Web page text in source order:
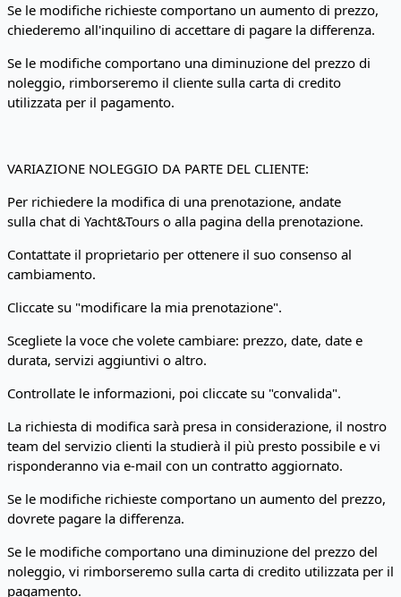
Se le modifiche richieste comportano un aumento di prezzo,
chiederemo all'inquilino di accettare di pagare la differenza.
Se le modifiche comportano una diminuzione del prezzo di
noleggio, rimborseremo il cliente sulla carta di credito
utilizzata per il pagamento.
VARIAZIONE NOLEGGIO DA PARTE DEL CLIENTE:
Per richiedere la modifica di una prenotazione, andate
sulla chat di Yacht&Tours o alla pagina della prenotazione.
Contattate il proprietario per ottenere il suo consenso al
cambiamento.
Cliccate su "modificare la mia prenotazione".
Scegliete la voce che volete cambiare: prezzo, date, date e
durata, servizi aggiuntivi o altro.
Controllate le informazioni, poi cliccate su "convalida".
La richiesta di modifica sarà presa in considerazione, il nostro
team del servizio clienti la studierà il più presto possibile e vi
risponderanno via e-mail con un contratto aggiornato.
Se le modifiche richieste comportano un aumento del prezzo,
dovrete pagare la differenza.
Se le modifiche comportano una diminuzione del prezzo del
noleggio, vi rimborseremo sulla carta di credito utilizzata per il
pagamento.